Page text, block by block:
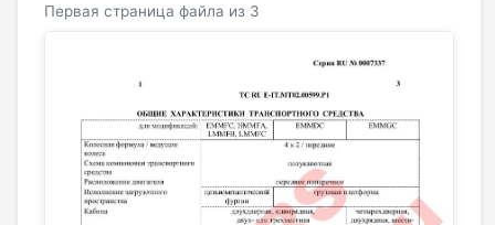
Первая страница файла из 3